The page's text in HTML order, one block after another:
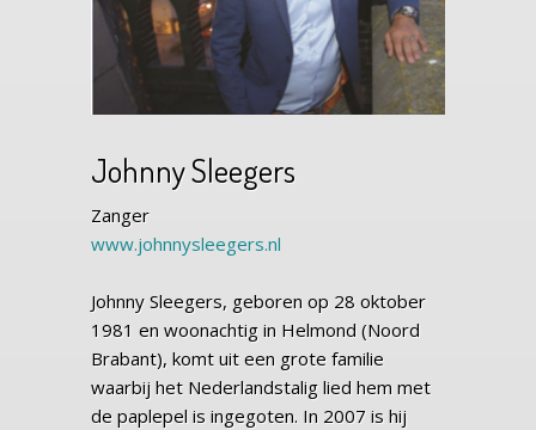
Johnny Sleegers
Zanger
www.johnnysleegers.nl
Johnny Sleegers, geboren op 28 oktober
1981 en woonachtig in Helmond (Noord
Brabant), komt uit een grote familie
waarbij het Nederlandstalig lied hem met
de paplepel is ingegoten. In 2007 is hij